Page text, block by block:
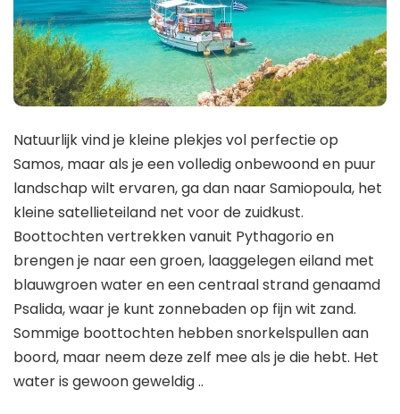
Natuurlijk vind je kleine plekjes vol perfectie op
Samos, maar als je een volledig onbewoond en puur
landschap wilt ervaren, ga dan naar Samiopoula, het
kleine satellieteiland net voor de zuidkust.
Boottochten vertrekken vanuit Pythagorio en
brengen je naar een groen, laaggelegen eiland met
blauwgroen water en een centraal strand genaamd
Psalida, waar je kunt zonnebaden op fijn wit zand.
Sommige boottochten hebben snorkelspullen aan
boord, maar neem deze zelf mee als je die hebt. Het
water is gewoon geweldig ..